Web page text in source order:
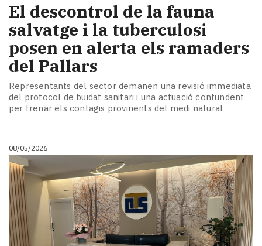
El descontrol de la fauna
salvatge i la tuberculosi
posen en alerta els ramaders
del Pallars
Representants del sector demanen una revisió immediata
del protocol de buidat sanitari i una actuació contundent
per frenar els contagis provinents del medi natural
08/05/2026